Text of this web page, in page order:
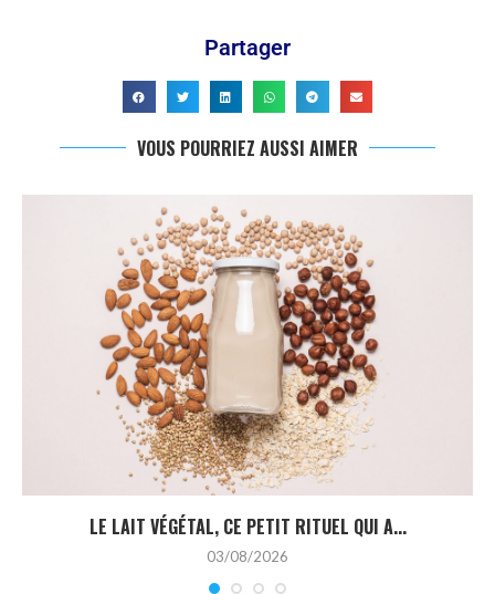
Partager
VOUS POURRIEZ AUSSI AIMER
LE LAIT VÉGÉTAL, CE PETIT RITUEL QUI A...
03/08/2026